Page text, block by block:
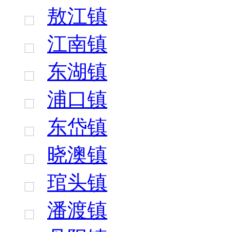
敖江镇
江南镇
东湖镇
浦口镇
东岱镇
晓澳镇
琯头镇
潘渡镇